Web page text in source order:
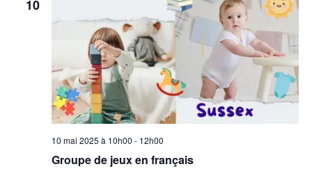
10
Groupe de jeux en français
10 mai 2025 à 10h00 - 12h00